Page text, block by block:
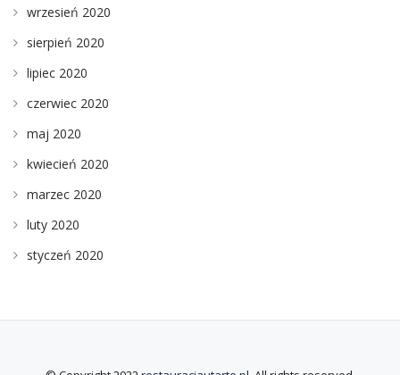
wrzesień 2020
sierpień 2020
lipiec 2020
czerwiec 2020
maj 2020
kwiecień 2020
marzec 2020
luty 2020
styczeń 2020